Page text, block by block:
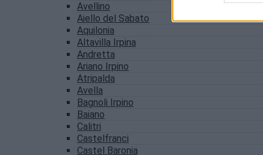
Avellino
Aiello del Sabato
Aquilonia
Altavilla Irpina
Andretta
Ariano Irpino
Atripalda
Avella
Bagnoli Irpino
Baiano
Calitri
Castelfranci
Castel Baronia